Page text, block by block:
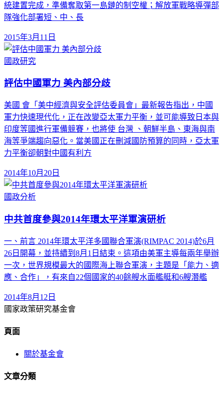
統建置完成，準備奪取第一島鏈的制空權；解放軍戰略導彈部
隊強化部署短、中、長
2015年3月11日
國政研究
評估中國軍力 美內部分歧
美國 會「美中經濟與安全評估委員會」最新報告指出，中國
軍力快速現代化，正在改變亞太軍力平衡，並可能導致日本與
印度等國進行軍備競賽，也將使 台灣 、朝鮮半島、東海與南
海等爭端趨向惡化。當美國正在刪減國防預算的同時，亞太軍
力平衡卻朝對中國有利方
2014年10月20日
國政分析
中共首度參與2014年環太平洋軍演研析
一、前言 2014年環太平洋多國聯合軍演(RIMPAC 2014)於6月
26日開幕，並持續到8月1日結束。這項由美軍主導每兩年舉辦
一次，世界規模最大的國際海上聯合軍演，主題是「能力、適
應、合作」，有來自22個國家的40餘艘水面艦艇和6艘潛艦
2014年8月12日
國家政策研究基金會
頁面
關於基金會
文章分類